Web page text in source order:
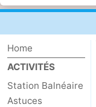
bos
Vlissingen
-
Middelburg
Zeeuws-
Vlaanderen
-
Nieuwvliet
-
Home
ACTIVITÉS
Station Balnéaire
Astuces